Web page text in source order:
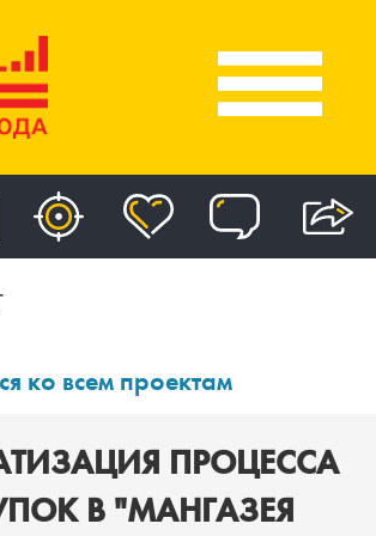
ко всем проектам
ПРОЦЕССА
В "МАНГАЗЕЯ